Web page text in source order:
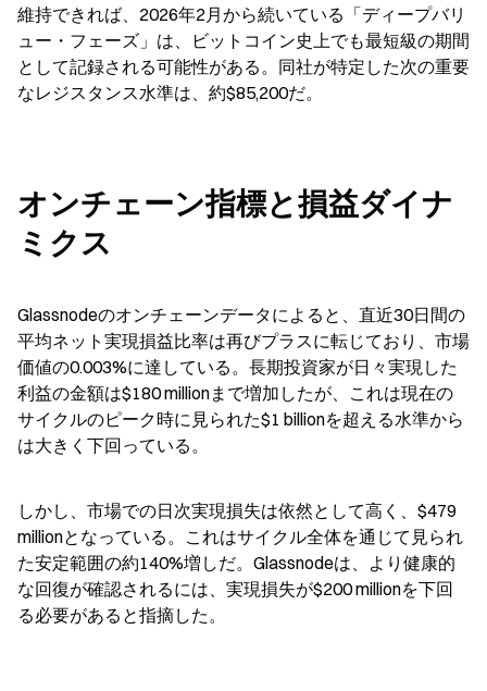
維持できれば、2026年2月から続いている「ディープバリ
ュー・フェーズ」は、ビットコイン史上でも最短級の期間
として記録される可能性がある。同社が特定した次の重要
なレジスタンス水準は、約$85,200だ。
オンチェーン指標と損益ダイナ
ミクス
Glassnodeのオンチェーンデータによると、直近30日間の
平均ネット実現損益比率は再びプラスに転じており、市場
価値の0.003%に達している。長期投資家が日々実現した
利益の金額は$180 millionまで増加したが、これは現在の
サイクルのピーク時に見られた$1 billionを超える水準から
は大きく下回っている。
しかし、市場での日次実現損失は依然として高く、$479
millionとなっている。これはサイクル全体を通じて見られ
た安定範囲の約140%増しだ。Glassnodeは、より健康的
な回復が確認されるには、実現損失が$200 millionを下回
る必要があると指摘した。